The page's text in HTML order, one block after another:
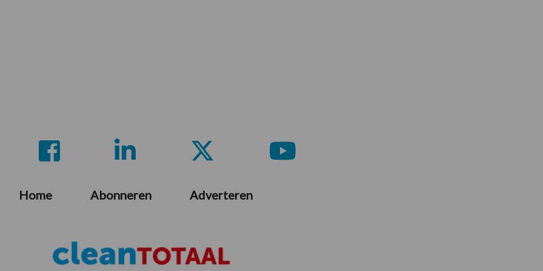
Home Abonneren Adverteren